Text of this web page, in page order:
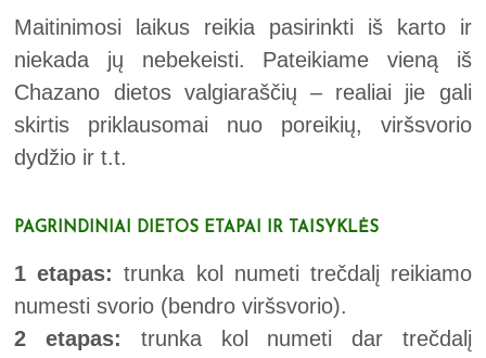
Maitinimosi laikus reikia pasirinkti iš karto ir
niekada jų nebekeisti. Pateikiame vieną iš
Chazano dietos valgiaraščių – realiai jie gali
skirtis priklausomai nuo poreikių, viršsvorio
dydžio ir t.t.
PAGRINDINIAI DIETOS ETAPAI IR TAISYKLĖS
1 etapas: trunka kol numeti trečdalį reikiamo
numesti svorio (bendro viršsvorio).
2 etapas: trunka kol numeti dar trečdalį